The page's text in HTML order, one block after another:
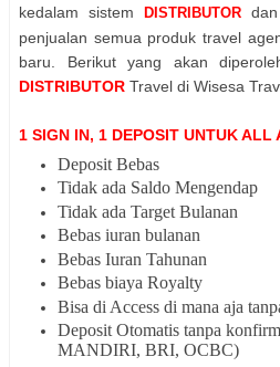
kedalam sistem DISTRIBUTOR
penjualan semua produk travel
baru. Berikut yang akan
DISTRIBUTOR Travel di Wisesa
1 SIGN IN, 1 DEPOSIT UNTUK ALL
Deposit Bebas
Tidak ada Saldo Mengendap
Tidak ada Target Bulanan
Bebas iuran bulanan
Bebas Iuran Tahunan
Bebas biaya Royalty
Bisa di Access di mana aja
Deposit Otomatis tanpa
MANDIRI, BRI, OCBC)